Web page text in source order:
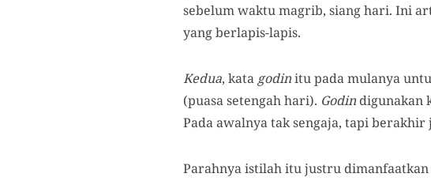
sebelum waktu magrib, siang hari. Ini
yang berlapis-lapis.
Kedua, katagodinitu pada mulanya
(puasa setengah hari). Godin digunakan
Pada awalnya tak sengaja, tapi
Parahnya istilah itu justru